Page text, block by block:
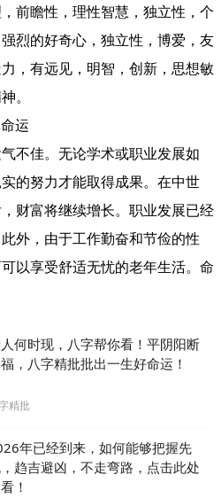
前瞻性，理性智慧，独立性，个
烈的好奇心，独立性，博爱，友
，有远见，明智，创新，思想敏
。
运
不佳。无论学术或职业发展如
的努力才能取得成果。在中世
财富将继续增长。职业发展已经
外，由于工作勤奋和节俭的性
以享受舒适无忧的老年生活。命
何时现，八字帮你看！平阴阳断
，八字精批批出一生好命运！
精批
年已经到来，如何能够把握先
趋吉避凶，不走弯路，点击此处
！